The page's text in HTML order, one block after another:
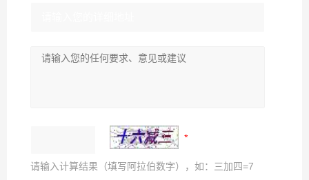
请输入计算结果（填写阿拉伯数字），如：三加四=7